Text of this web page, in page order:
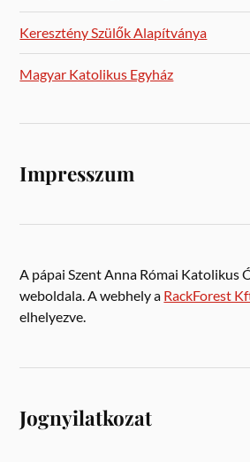
Keresztény Szülők Alapítványa
Magyar Katolikus Egyház
Impresszum
A pápai Szent Anna Római Katolikus
weboldala. A webhely a RackForest
elhelyezve.
Jognyilatkozat